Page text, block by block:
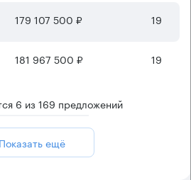
179 107 500 ₽ 19
181 967 500 ₽ 19
6 из169 предложений
Показать ещё